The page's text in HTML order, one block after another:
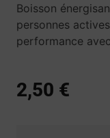
Boisson
personnes
performance avec
2,50 €